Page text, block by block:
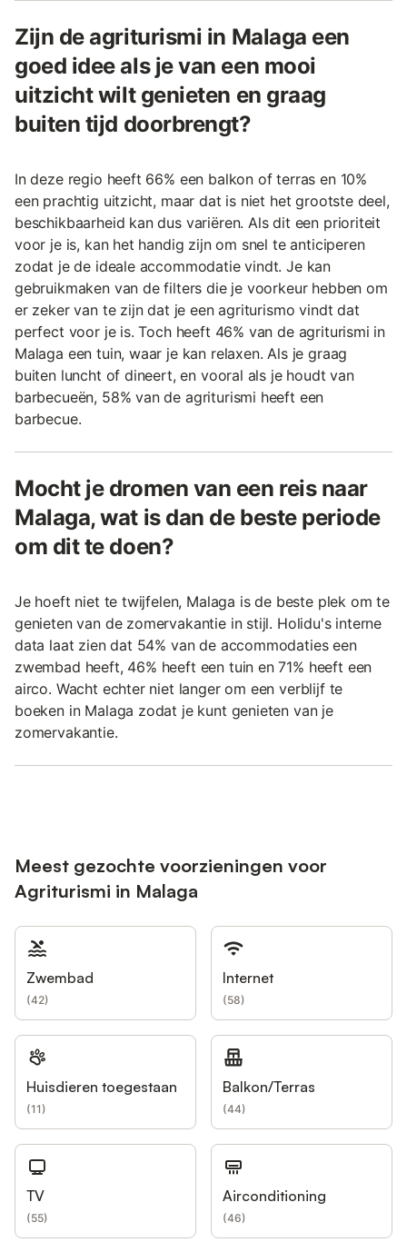
Zijn de agriturismi in Malaga een
goed idee als je van een mooi
uitzicht wilt genieten en graag
buiten tijd doorbrengt?
In deze regio heeft 66% een balkon of terras en 10%
een prachtig uitzicht, maar dat is niet het grootste deel,
beschikbaarheid kan dus variëren. Als dit een prioriteit
voor je is, kan het handig zijn om snel te anticiperen
zodat je de ideale accommodatie vindt. Je kan
gebruikmaken van de filters die je voorkeur hebben om
er zeker van te zijn dat je een agriturismo vindt dat
perfect voor je is. Toch heeft 46% van de agriturismi in
Malaga een tuin, waar je kan relaxen. Als je graag
buiten luncht of dineert, en vooral als je houdt van
barbecueën, 58% van de agriturismi heeft een
barbecue.
Mocht je dromen van een reis naar
Malaga, wat is dan de beste periode
om dit te doen?
Je hoeft niet te twijfelen, Malaga is de beste plek om te
genieten van de zomervakantie in stijl. Holidu's interne
data laat zien dat 54% van de accommodaties een
zwembad heeft, 46% heeft een tuin en 71% heeft een
airco. Wacht echter niet langer om een verblijf te
boeken in Malaga zodat je kunt genieten van je
zomervakantie.
Meest gezochte voorzieningen voor
Agriturismi in Malaga
Zwembad
(42)
Internet
(58)
Huisdieren toegestaan
(11)
Balkon/Terras
(44)
TV
(55)
Airconditioning
(46)